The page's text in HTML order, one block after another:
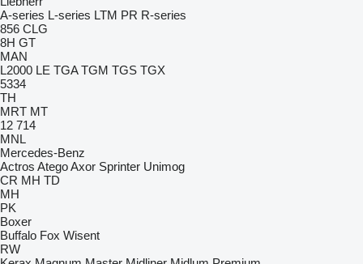
A-series L-series LTM PR R-series
856 CLG
8H GT
MAN
L2000 LE TGA TGM TGS TGX
5334
TH
MRT MT
12 714
MNL
Mercedes-Benz
Actros AtegoAxor Sprinter Unimog
CR MH TD
MH
PK
Boxer
Buffalo Fox Wisent
RW